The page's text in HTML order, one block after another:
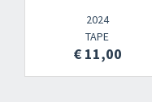
2024
TAPE
€ 11,00